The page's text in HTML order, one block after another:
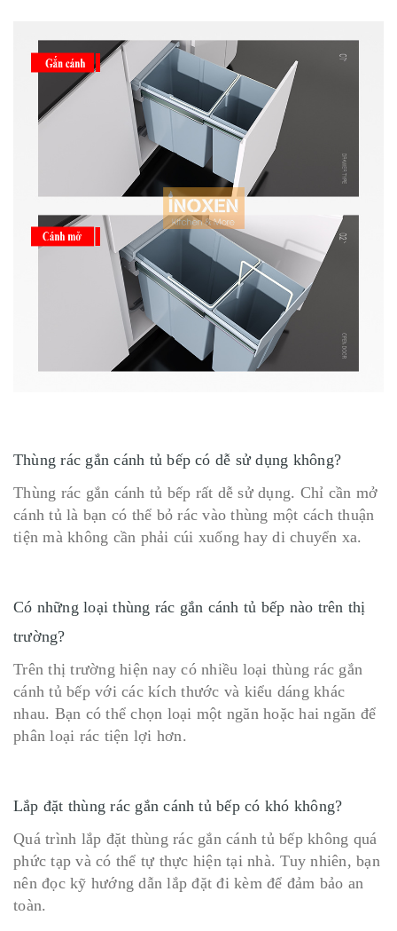
Thùng rác gắn cánh tủ bếp có dễ sử dụng không?
Thùng rác gắn cánh tủ bếp rất dễ sử dụng. Chỉ cần mở
cánh tủ là bạn có thể bỏ rác vào thùng một cách thuận
tiện mà không cần phải cúi xuống hay di chuyển xa.
Có những loại thùng rác gắn cánh tủ bếp nào trên thị
trường?
Trên thị trường hiện nay có nhiều loại thùng rác gắn
cánh tủ bếp với các kích thước và kiểu dáng khác
nhau. Bạn có thể chọn loại một ngăn hoặc hai ngăn để
phân loại rác tiện lợi hơn.
Lắp đặt thùng rác gắn cánh tủ bếp có khó không?
Quá trình lắp đặt thùng rác gắn cánh tủ bếp không quá
phức tạp và có thể tự thực hiện tại nhà. Tuy nhiên, bạn
nên đọc kỹ hướng dẫn lắp đặt đi kèm để đảm bảo an
toàn.